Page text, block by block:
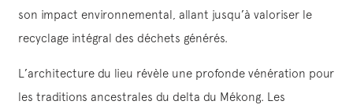
son impact environnemental, allant jusqu’à valoriser le
recyclage intégral des déchets générés.
L’architecture du lieu révèle une profonde vénération pour
les traditions ancestrales du delta du Mékong. Les